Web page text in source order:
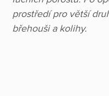
prostředí pro větší
břehouši a kolihy.